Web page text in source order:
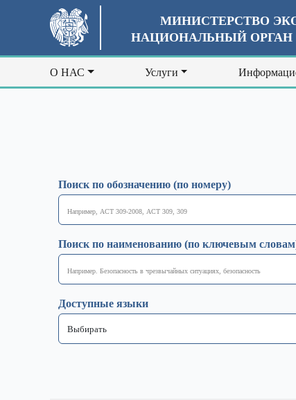
МИНИСТЕРСТВО
НАЦИОНАЛЬНЫЙ ОРГАН
О НАС Услуги
Поиск по обозначению (по номеру)
Поиск по наименованию (по ключевым
Доступные языки